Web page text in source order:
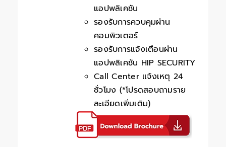
แอปพลิเคชัน
รองรับการควบคุมผ่าน
คอมพิวเตอร์
รองรับการแจ้งเตือนผ่าน
แอปพลิเคชัน HIP SECURITY
Call Center แจ้งเหตุ 24
ชั่วโมง (*โปรดสอบถามราย
ละเอียดเพิ่มเติม)